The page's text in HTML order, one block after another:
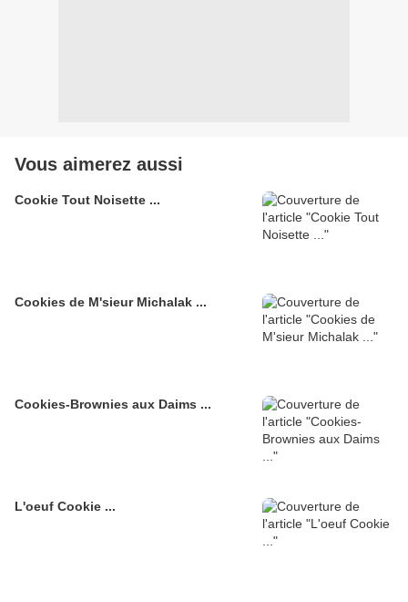
Vous aimerez aussi
Cookie Tout Noisette ...
Cookies de M'sieur Michalak ...
Cookies-Brownies aux Daims ...
L'oeuf Cookie ...